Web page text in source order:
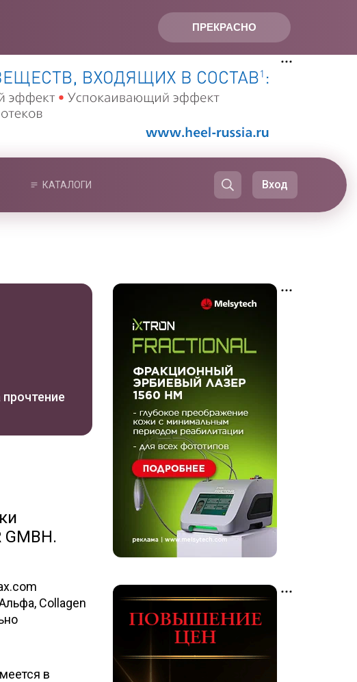
ПРЕКРАСНО
КАТАЛОГИ Вход
прочтение
GMBH.
Collagen
в